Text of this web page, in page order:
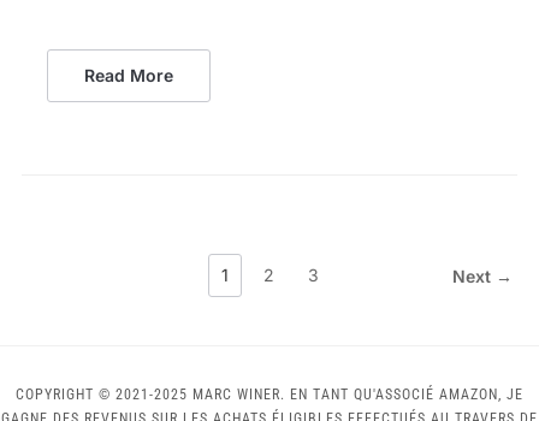
Read More
1 2 3 Next →
COPYRIGHT © 2021-2025 MARC WINER. EN TANT QU'ASSOCIÉ AMAZON, JE